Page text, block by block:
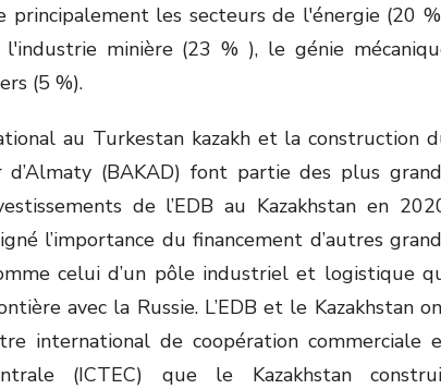
principalement les secteurs de l'énergie (20
minière (23 % ), le génie
(5 %).
au Turkestan kazakh et la construction
(BAKAD) font partie des plus
de l’EDB au Kazakhstan en
l’importance du financement d’autres
celui d’un pôle industriel et logistique
avec la Russie. L’EDB et le Kazakhstan
international de coopération commerciale
(ICTEC) que le Kazakhstan